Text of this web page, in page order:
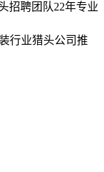
招聘团队22年专业
行业猎头公司推